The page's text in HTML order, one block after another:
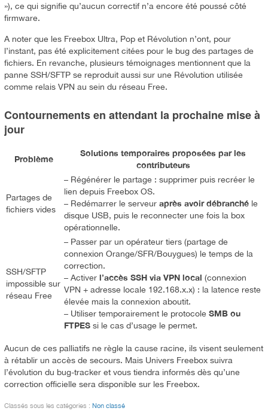
»), ce qui signifie qu’aucun correctif n’a encore été poussé côté
firmware.
A noter que les Freebox Ultra, Pop et Révolution n’ont, pour
l’instant, pas été explicitement citées pour le bug des partages de
fichiers. En revanche, plusieurs témoignages mentionnent que la
panne SSH/SFTP se reproduit aussi sur une Révolution utilisée
comme relais VPN au sein du réseau Free.
Contournements en attendant la prochaine mise à
jour
Problème
Solutions temporaires proposées par les
contributeurs
Partages de
fichiers vides
– Régénérer le partage : supprimer puis recréer le
lien depuis Freebox OS.
– Redémarrer le serveur après avoir débranché le
disque USB, puis le reconnecter une fois la box
opérationnelle.
SSH/SFTP
impossible sur
réseau Free
– Passer par un opérateur tiers (partage de
connexion Orange/SFR/Bouygues) le temps de la
correction.
– Activer l’accès SSH via VPN local (connexion
VPN + adresse locale 192.168.x.x) : la latence reste
élevée mais la connexion aboutit.
– Utiliser temporairement le protocole SMB ou
FTPES si le cas d’usage le permet.
Aucun de ces palliatifs ne règle la cause racine, ils visent seulement
à rétablir un accès de secours. Mais Univers Freebox suivra
l’évolution du bug-tracker et vous tiendra informés dès qu’une
correction officielle sera disponible sur les Freebox.
Classés sous les catégories : Non classé